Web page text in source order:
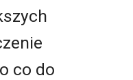
co do